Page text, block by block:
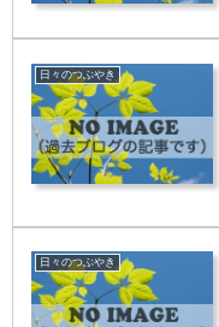
日々のつぶやき
日々のつぶやき